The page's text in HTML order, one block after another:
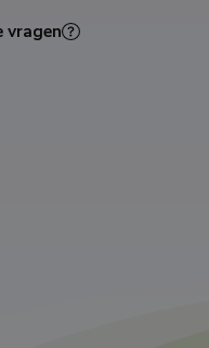
vragen